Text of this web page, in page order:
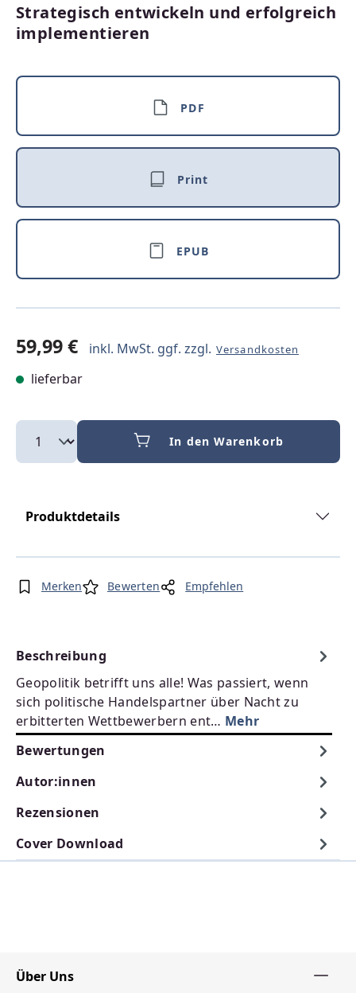
Strategisch entwickeln und erfolgreich
implementieren
PDF
Print
EPUB
59,99 € inkl. MwSt. ggf. zzgl. Versandkosten
lieferbar
In den Warenkorb
Produktdetails
Merken Bewerten Empfehlen
Beschreibung
Geopolitik betrifft uns alle! Was passiert, wenn
sich politische Handelspartner über Nacht zu
erbitterten Wettbewerbern ent… Mehr
Bewertungen
Autor:innen
Rezensionen
Cover Download
Über Uns